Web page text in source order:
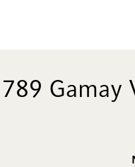
Gamay